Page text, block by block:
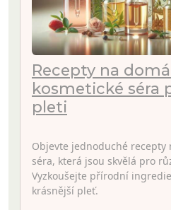
Recepty na
kosmetické séra
pleti
Objevte jednoduché recepty
séra, která jsou skvělá pro
Vyzkoušejte přírodní
krásnější pleť.